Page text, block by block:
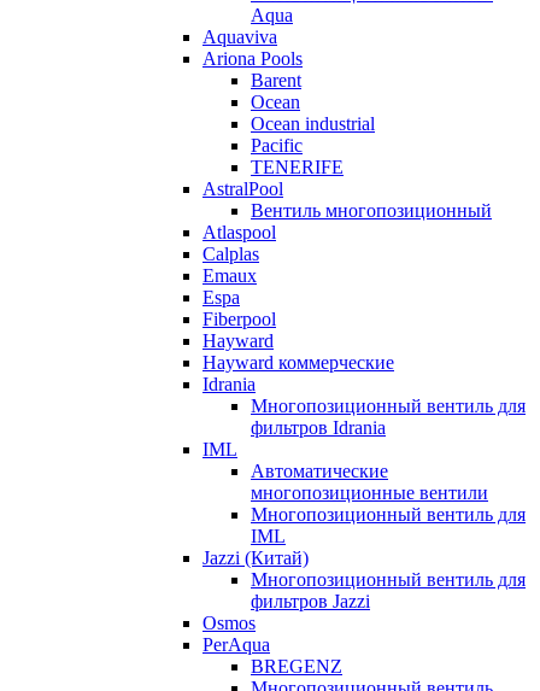
Aqua
Aquaviva
Ariona Pools
Barent
Ocean
Ocean industrial
Pacific
TENERIFE
AstralPool
Вентиль многопозиционный
Atlaspool
Calplas
Emaux
Espa
Fiberpool
Hayward
Hayward коммерческие
Idrania
Многопозиционный вентиль для
фильтров Idrania
IML
Автоматические
многопозиционные вентили
Многопозиционный вентиль для
IML
Jazzi (Китай)
Многопозиционный вентиль для
фильтров Jazzi
Osmos
PerAqua
BREGENZ